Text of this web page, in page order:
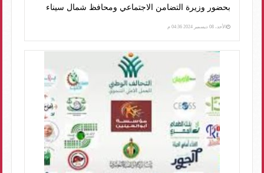
بحضور وزيرة التضامن الاجتماعي ومحافظ شمال سيناء
الأحد، 08 ديسمبر 2024 04:36 م